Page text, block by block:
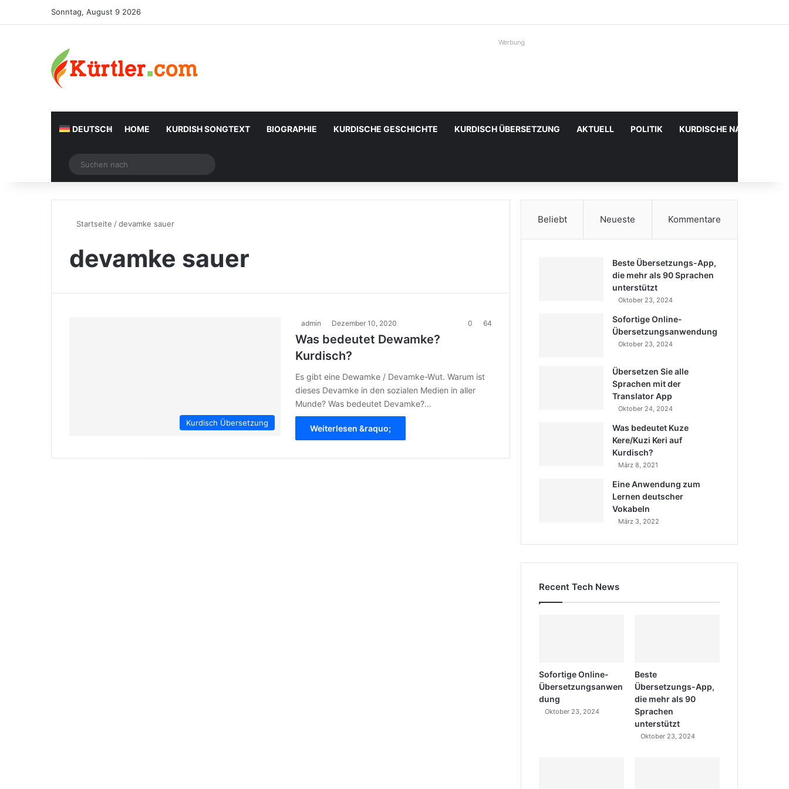
Sonntag, August 9 2026
Werbung
DEUTSCH HOME KURDISH SONGTEXT BIOGRAPHIE KURDISCHE GESCHICHTE KURDISCH ÜBERSETZUNG AKTUELL POLITIK KURDISCHE
Zufälliger Artikel
nach
Startseite /devamke sauer
devamke sauer
Kurdisch Übersetzung
admin Dezember 10, 2020 0 64
Was bedeutet Dewamke?
Kurdisch?
Es gibt eine Dewamke / Devamke-Wut. Warum ist
dieses Devamke in den sozialen Medien in aller
Munde? Was bedeutet Devamke?…
Weiterlesen &raquo;
Beliebt Neueste Kommentare
Beste Übersetzungs-App,
die mehr als 90 Sprachen
unterstützt
Oktober 23, 2024
Sofortige Online-
Übersetzungsanwendung
Oktober 23, 2024
Übersetzen Sie alle
Sprachen mit der
Translator App
Oktober 24, 2024
Was bedeutet Kuze
Kere/Kuzi Keri auf
Kurdisch?
März 8, 2021
Eine Anwendung zum
Lernen deutscher
Vokabeln
März 3, 2022
Recent Tech News
Sofortige Online-
Übersetzungsanwen
dung
Oktober 23, 2024
Beste
Übersetzungs-App,
die mehr als 90
Sprachen
unterstützt
Oktober 23, 2024